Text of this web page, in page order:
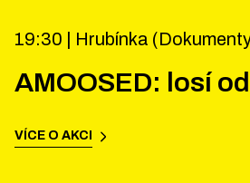
19:30 | Hrubínka
AMOOSED: losí
VÍCE O AKCI